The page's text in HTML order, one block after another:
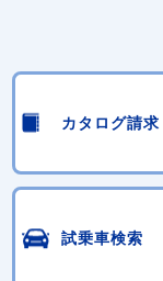
カタログ請求
試乗車検索